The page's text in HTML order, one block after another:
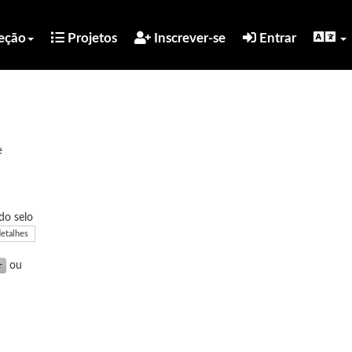
Projetos Inscrever-se Entrar
selo
ou